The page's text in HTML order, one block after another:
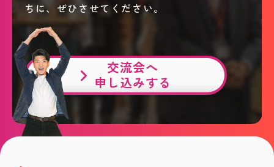
ちに、ぜひさせてください。
交流会へ
申し込みする